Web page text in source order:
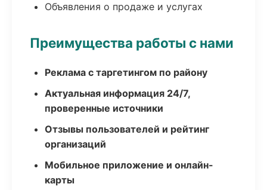
Объявления о продаже и услугах
Преимущества работы с нами
Реклама с таргетингом по району
Актуальная информация 24/7,
проверенные источники
Отзывы пользователей и рейтинг
организаций
Мобильное приложение и онлайн-
карты